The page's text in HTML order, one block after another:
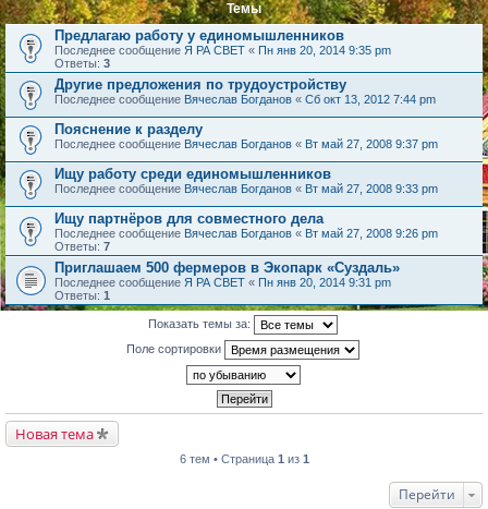
Темы
Предлагаю работу у единомышленников
Последнее сообщение Я РА СВЕТ « Пн янв 20, 2014 9:35 pm
Ответы: 3
Другие предложения по трудоустройству
Последнее сообщение Вячеслав Богданов « Сб окт 13, 2012 7:44 pm
Пояснение к разделу
Последнее сообщение Вячеслав Богданов « Вт май 27, 2008 9:37 pm
Ищу работу среди единомышленников
Последнее сообщение Вячеслав Богданов « Вт май 27, 2008 9:33 pm
Ищу партнёров для совместного дела
Последнее сообщение Вячеслав Богданов « Вт май 27, 2008 9:26 pm
Ответы: 7
Приглашаем 500 фермеров в Экопарк «Суздаль»
Последнее сообщение Я РА СВЕТ « Пн янв 20, 2014 9:31 pm
Ответы: 1
Показать темы за:
Поле сортировки
Новая тема
6 тем • Страница 1 из 1
Перейти